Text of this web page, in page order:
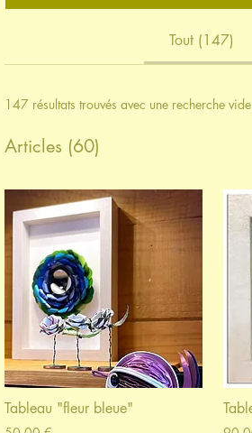
Tout (147)
147 résultats trouvés avec une recherche vide
Articles (60)
Tableau "fleur bleue"